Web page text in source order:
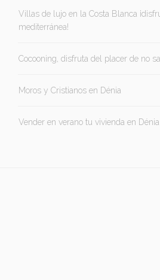
Villas de lujo en la Costa Blanca
mediterránea!
Cocooning, disfruta del placer de no
Moros y Cristianos en Dénia
Vender en verano tu vivienda en